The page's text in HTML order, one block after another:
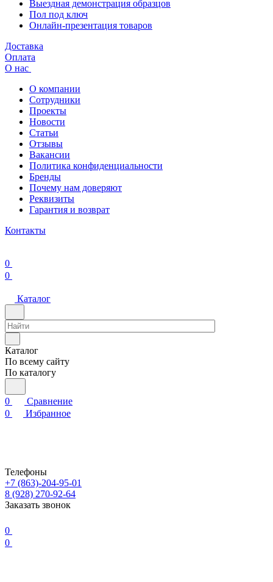
Выездная демонстрация образцов
Пол под ключ
Онлайн-презентация товаров
Доставка
Оплата
О нас
О компании
Сотрудники
Проекты
Новости
Статьи
Отзывы
Вакансии
Политика конфиденциальности
Бренды
Почему нам доверяют
Реквизиты
Гарантия и возврат
Контакты
0
0
Каталог
Каталог
По всему сайту
По каталогу
0
Сравнение
0
Избранное
Телефоны
+7 (863)-204-95-01
8 (928) 270-92-64
Заказать звонок
0
0